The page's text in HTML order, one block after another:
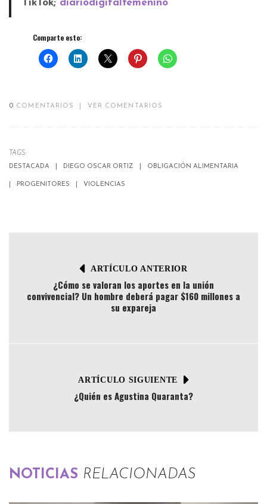
TikTok; diariodigitalfemenino
Comparte esto:
0 COMENTARIOS VER COMENTARIOS
TAGS:
DESTACADA
DIEGO OSCAR ORTIZ OBLIGACIÓN ALIMENTARIA
PROGENITORES VIOLENCIAS
ARTÍCULO ANTERIOR
¿Cómo se valoran los aportes en la unión
convivencial? Un hombre deberá pagar $160 millones a
su expareja
ARTÍCULO SIGUIENTE
¿Quién es Agustina Quaranta?
NOTICIAS RELACIONADAS